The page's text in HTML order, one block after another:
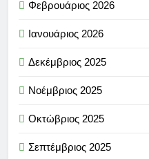
Φεβρουάριος 2026
Ιανουάριος 2026
Δεκέμβριος 2025
Νοέμβριος 2025
Οκτώβριος 2025
Σεπτέμβριος 2025